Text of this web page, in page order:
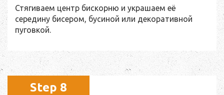
Стягиваем центр бискорню и украшаем её
середину бисером, бусиной или декоративной
пуговкой.
Step 8